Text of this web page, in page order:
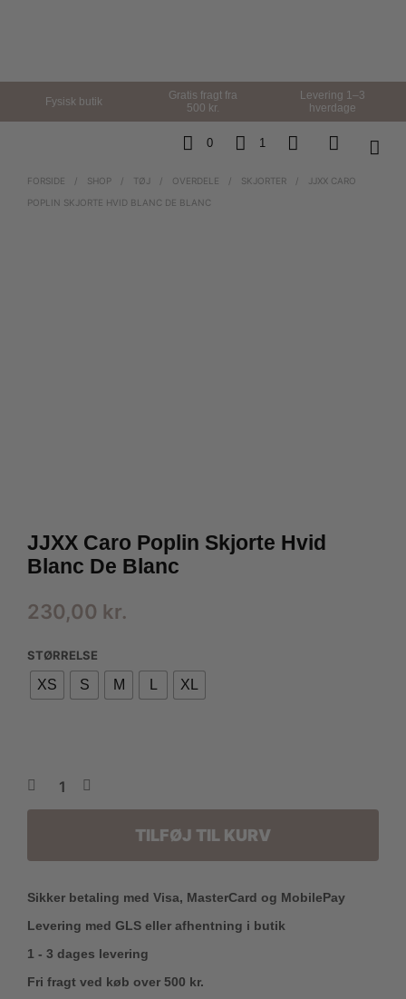
Fysisk butik
Gratis fragt fra
500 kr.
Levering 1–3
hverdage
0 1
FORSIDE / SHOP / TØJ / OVERDELE / SKJORTER /
JJXX CARO
POPLIN SKJORTE HVID BLANC DE BLANC
JJXX Caro Poplin Skjorte Hvid
Blanc De Blanc
230,00 kr.
STØRRELSE
XS S M XL
TILFØJ TIL KURV
Sikker betaling med Visa, MasterCard og MobilePay
Levering med GLS eller afhentning i butik
1 - 3 dages levering
Fri fragt ved køb over 500 kr.